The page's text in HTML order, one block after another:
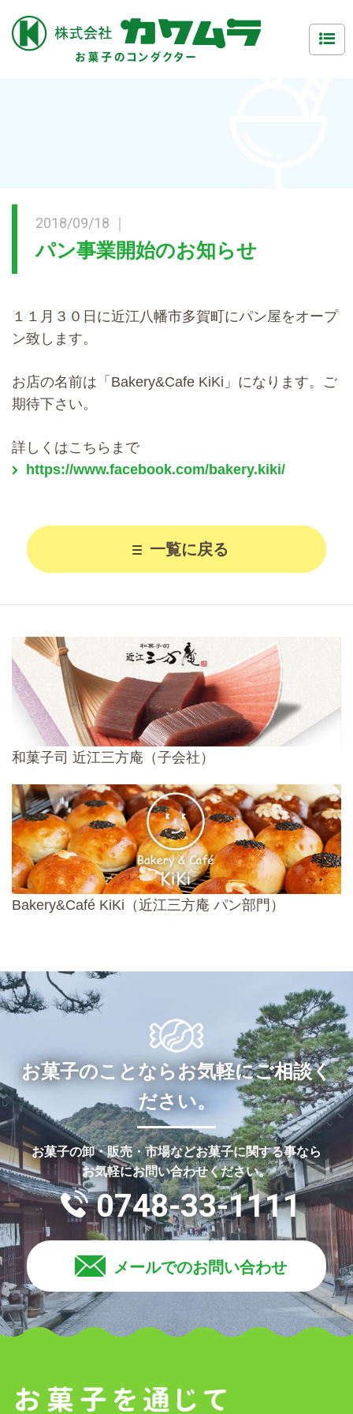
2018/09/18 ｜
パン事業開始のお知らせ
１１月３０日に近江八幡市多賀町にパン屋をオープ
ン致します。
お店の名前は「Bakery&Cafe KiKi」になります。ご
期待下さい。
詳しくはこちらまで
https://www.facebook.com/bakery.kiki/
一覧に戻る
和菓子司 近江三方庵（子会社）
Bakery&Café KiKi（近江三方庵 パン部門）
お菓子のことならお気軽にご相談く
ださい。
お菓子の卸・販売・市場などお菓子に関する事なら
お気軽にお問い合わせください。
0748-33-1111
メールでのお問い合わせ